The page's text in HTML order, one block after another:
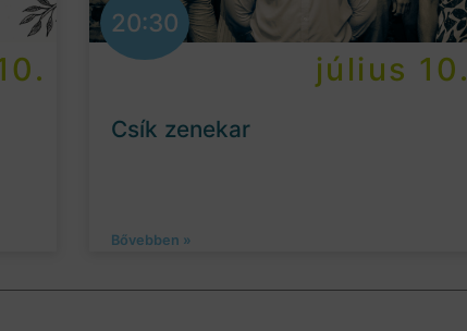
20:30
július 10.
Csík zenekar
Bővebben »